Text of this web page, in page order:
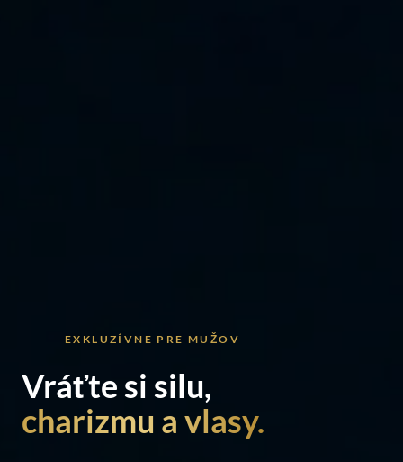
EXKLUZÍVNE PRE MUŽOV
Vráťte si silu,
charizmu a vlasy.